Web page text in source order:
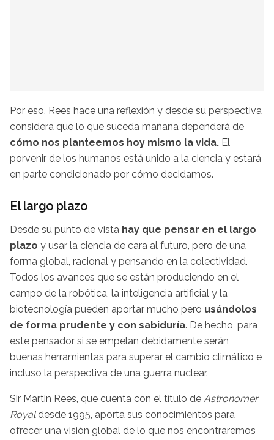
Por eso, Rees hace una reflexión y desde su perspectiva
considera que lo que suceda mañana dependerá de
cómo nos planteemos hoy mismo la vida. El
porvenir de los humanos está unido a la ciencia y estará
en parte condicionado por cómo decidamos.
El largo plazo
Desde su punto de vista hay que pensar en el largo
plazo y usar la ciencia de cara al futuro, pero de una
forma global, racional y pensando en la colectividad.
Todos los avances que se están produciendo en el
campo de la robótica, la inteligencia artificial y la
biotecnología pueden aportar mucho pero usándolos
de forma prudente y con sabiduría. De hecho, para
este pensador si se empelan debidamente serán
buenas herramientas para superar el cambio climático e
incluso la perspectiva de una guerra nuclear.
Sir Martin Rees, que cuenta con el título de Astronomer
Royaldesde 1995, aporta sus conocimientos para
ofrecer una visión global de lo que nos encontraremos